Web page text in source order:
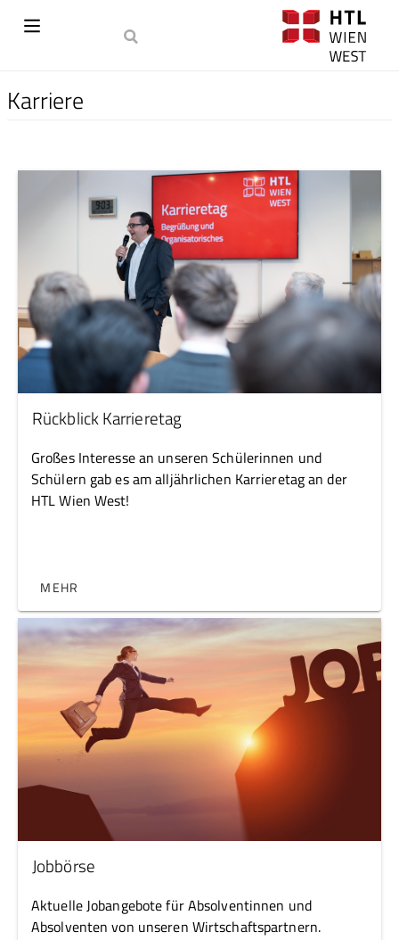
Karriere
Rückblick Karrieretag
Großes Interesse an unseren Schülerinnen und
Schülern gab es am alljährlichen Karrieretag an der
HTL Wien West!
MEHR
Jobbörse
Aktuelle Jobangebote für Absolventinnen und
Absolventen von unseren Wirtschaftspartnern.